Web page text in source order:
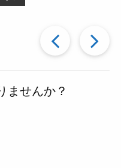
過
去
ませんか？